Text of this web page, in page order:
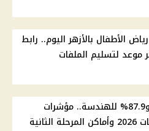
الأطفال بالأزهر اليوم.. رابط
موعد لتسليم الملفات
92.8% للطب و87.9% للهندسة.. مؤشرات